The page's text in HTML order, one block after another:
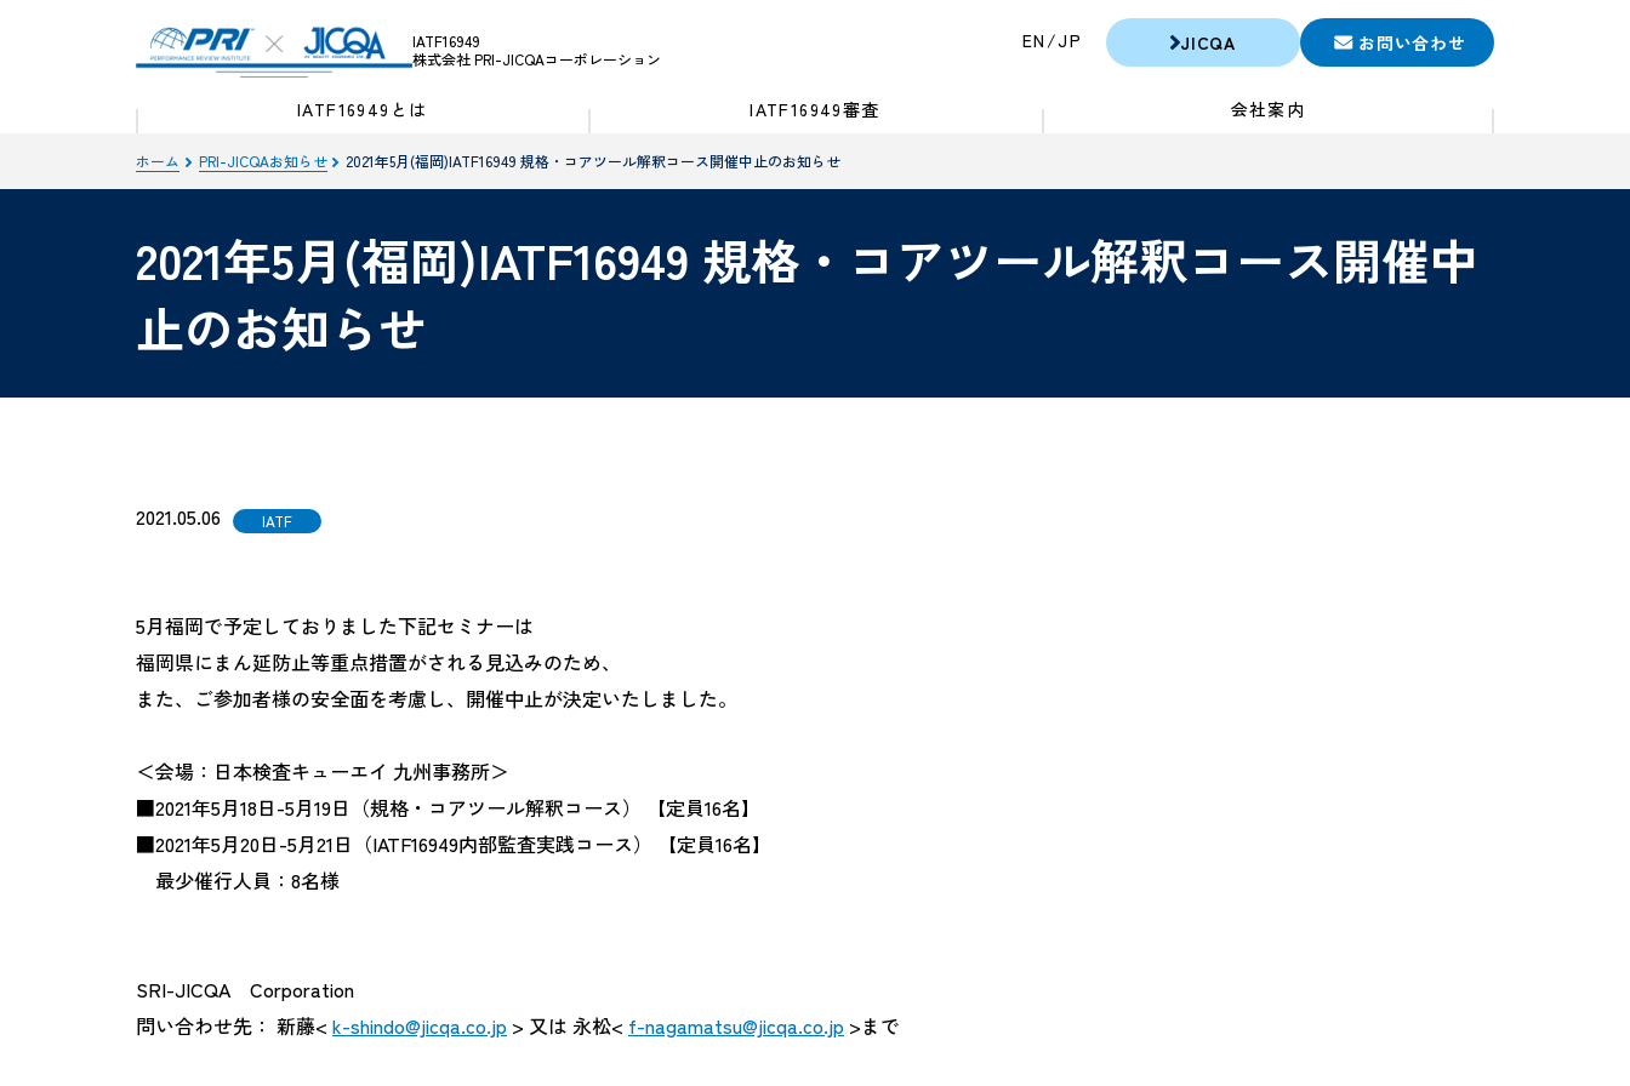
IATF16949
株式会社 PRI-JICQAコーポレーション
IATF16949とは IATF16949審査 会社案内
JICQA お問い合わせ
EN JP
ホーム PRI-JICQAお知らせ 2021年5月(福岡)IATF16949 規格・コアツール解釈コース開催中止のお知らせ
2021年5月(福岡)IATF16949 規格・コアツール解釈コース開催中
止のお知らせ
2021.05.06 IATF
5月福岡で予定しておりました下記セミナーは
福岡県にまん延防止等重点措置がされる見込みのため、
また、ご参加者様の安全面を考慮し、開催中止が決定いたしました。
＜会場：日本検査キューエイ 九州事務所＞
■2021年5月18日-5月19日（規格・コアツール解釈コース） 【定員16名】
■2021年5月20日-5月21日（IATF16949内部監査実践コース） 【定員16名】
最少催行人員：8名様
SRI-JICQA Corporation
問い合わせ先： 新藤< k-shindo@jicqa.co.jp > 又は 永松< f-nagamatsu@jicqa.co.jp >まで